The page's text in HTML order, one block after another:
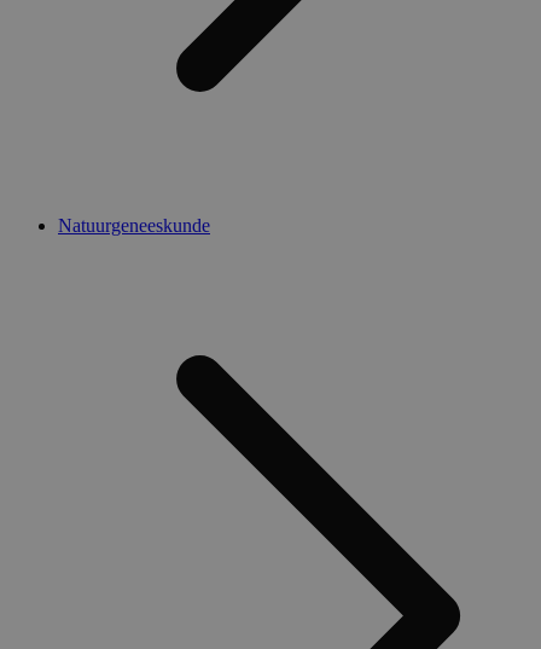
Natuurgeneeskunde